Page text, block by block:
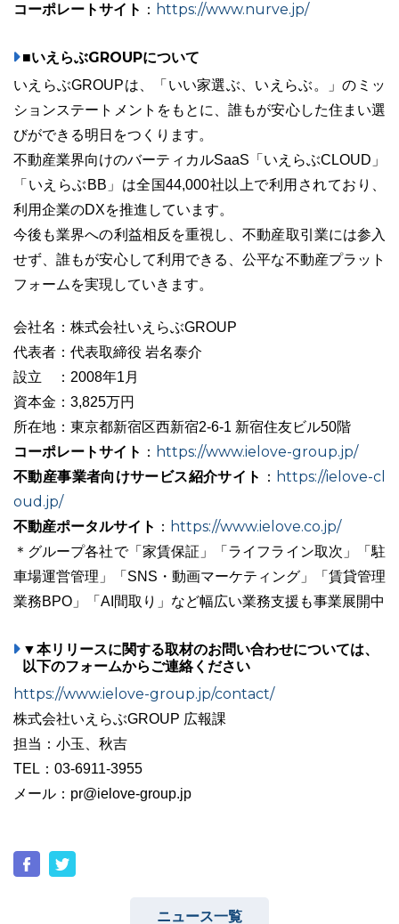
コーポレートサイト ： https://www.nurve.jp/
■いえらぶGROUPについて
いえらぶGROUPは、「いい家選ぶ、いえらぶ。」のミッ
ションステートメントをもとに、誰もが安心した住まい選
びができる明日をつくります。
不動産業界向けのバーティカルSaaS「いえらぶCLOUD」
「いえらぶBB」は全国44,000社以上で利用されており、
利用企業のDXを推進しています。
今後も業界への利益相反を重視し、不動産取引業には参入
せず、誰もが安心して利用できる、公平な不動産プラット
フォームを実現していきます。
会社名：株式会社いえらぶGROUP
代表者：代表取締役 岩名泰介
設立 ：2008年1月
資本金：3,825万円
所在地：東京都新宿区西新宿2-6-1 新宿住友ビル50階
コーポレートサイト ： https://www.ielove-group.jp/
不動産事業者向けサービス紹介サイト
： https://ielove-cl
oud.jp/
不動産ポータルサイト ： https://www.ielove.co.jp/
＊グループ各社で「家賃保証」「ライフライン取次」「駐
車場運営管理」「SNS・動画マーケティング」「賃貸管理
業務BPO」「AI間取り」など幅広い業務支援も事業展開中
▼本リリースに関する取材のお問い合わせについては、
以下のフォームからご連絡ください
https://www.ielove-group.jp/contact/
株式会社いえらぶGROUP 広報課
担当：小玉、秋吉
TEL：03-6911-3955
メール：pr@ielove-group.jp
ニュース一覧